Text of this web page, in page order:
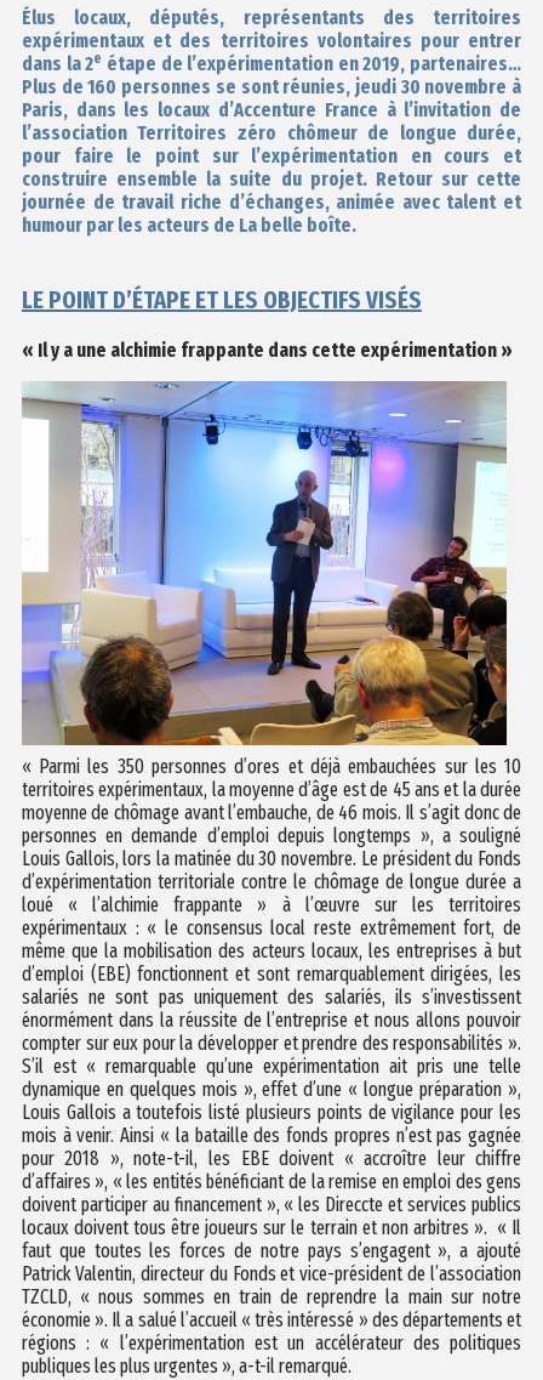
Élus locaux, députés, représentants des territoires
expérimentaux et des territoires volontaires pour entrer
dans la 2e étape de l’expérimentation en 2019, partenaires…
Plus de 160 personnes se sont réunies, jeudi 30 novembre à
Paris, dans les locaux d’Accenture France à l’invitation de
l’association Territoires zéro chômeur de longue durée,
pour faire le point sur l’expérimentation en cours et
construire ensemble la suite du projet. Retour sur cette
journée de travail riche d’échanges, animée avec talent et
humour par les acteurs de La belle boîte.
LE POINT D’ÉTAPE ET LES OBJECTIFS VISÉS
« Il y a une alchimie frappante dans cette expérimentation »
« Parmi les 350 personnes d’ores et déjà embauchées sur les 10
territoires expérimentaux, la moyenne d’âge est de 45 ans et la durée
moyenne de chômage avant l’embauche, de 46 mois. Il s’agit donc de
personnes en demande d’emploi depuis longtemps », a souligné
Louis Gallois, lors la matinée du 30 novembre. Le président du Fonds
d’expérimentation territoriale contre le chômage de longue durée a
loué « l’alchimie frappante » à l’œuvre sur les territoires
expérimentaux : « le consensus local reste extrêmement fort, de
même que la mobilisation des acteurs locaux, les entreprises à but
d’emploi (EBE) fonctionnent et sont remarquablement dirigées, les
salariés ne sont pas uniquement des salariés, ils s’investissent
énormément dans la réussite de l’entreprise et nous allons pouvoir
compter sur eux pour la développer et prendre des responsabilités ».
S’il est « remarquable qu’une expérimentation ait pris une telle
dynamique en quelques mois », effet d’une « longue préparation »,
Louis Gallois a toutefois listé plusieurs points de vigilance pour les
mois à venir. Ainsi « la bataille des fonds propres n’est pas gagnée
pour 2018 », note-t-il, les EBE doivent « accroître leur chiffre
d’affaires », « les entités bénéficiant de la remise en emploi des gens
doivent participer au financement », « les Direccte et services publics
locaux doivent tous être joueurs sur le terrain et non arbitres ». « Il
faut que toutes les forces de notre pays s’engagent », a ajouté
Patrick Valentin, directeur du Fonds et vice-président de l’association
TZCLD, « nous sommes en train de reprendre la main sur notre
économie ». Il a salué l’accueil « très intéressé » des départements et
régions : « l’expérimentation est un accélérateur des politiques
publiques les plus urgentes », a-t-il remarqué.